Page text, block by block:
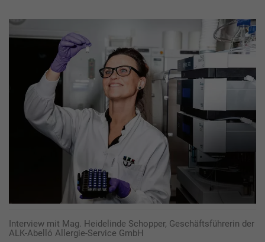
Interview mit Mag. Heidelinde Schopper, Geschäftsführerin der
ALK-Abelló Allergie-Service GmbH